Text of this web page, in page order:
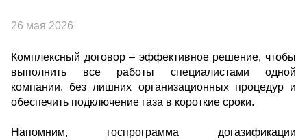
26 мая 2026
Комплексный договор – эффективное решение, чтобы
выполнить все работы специалистами одной
компании, без лишних организационных процедур и
обеспечить подключение газа в короткие сроки.
Напомним, госпрограмма догазификации